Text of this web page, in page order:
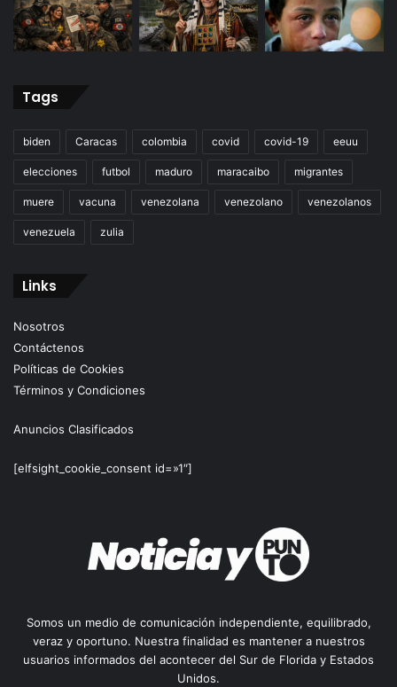
Tags
biden Caracas colombia covid covid-19 eeuu
elecciones futbol maduro maracaibo migrantes
muere vacuna venezolana venezolano venezolanos
venezuela zulia
Links
Nosotros
Contáctenos
Políticas de Cookies
Términos y Condiciones
Anuncios Clasificados
[elfsight_cookie_consent id=»1″]
Somos un medio de comunicación independiente, equilibrado,
veraz y oportuno. Nuestra finalidad es mantener a nuestros
usuarios informados del acontecer del Sur de Florida y Estados
Unidos.